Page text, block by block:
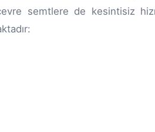
semtlere de kesintisiz